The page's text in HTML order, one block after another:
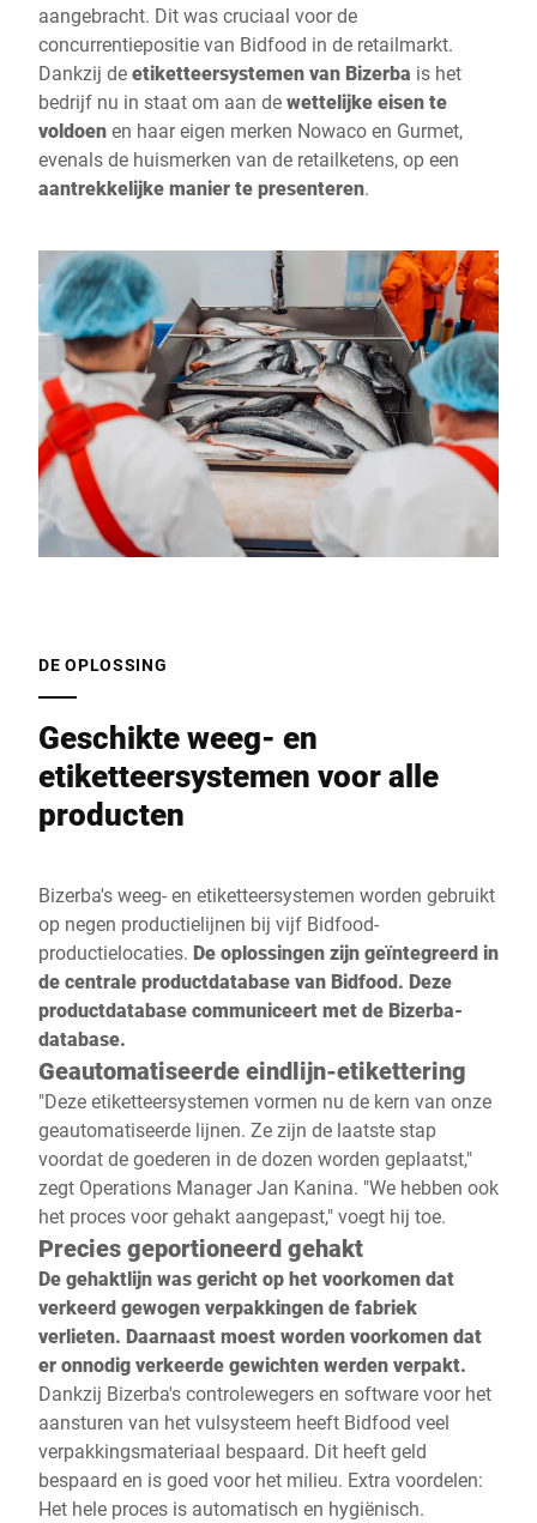
aangebracht. Dit was cruciaal voor de
concurrentiepositie van Bidfood in de retailmarkt.
Dankzij deetiketteersystemen van Bizerba is het
bedrijf nu in staat om aan dewettelijke eisen te
voldoenen haar eigen merken Nowaco en Gurmet,
evenals de huismerken van de retailketens, op een
aantrekkelijke manier te presenteren.
DE OPLOSSING
Geschikte weeg- en
etiketteersystemen voor alle
producten
Bizerba's weeg- en etiketteersystemen worden gebruikt
op negen productielijnen bij vijf Bidfood-
productielocaties. De oplossingen zijn geïntegreerd in
de centrale productdatabase van Bidfood. Deze
productdatabase communiceert met de Bizerba-
database.
Geautomatiseerde eindlijn-etikettering
"Deze etiketteersystemen vormen nu de kern van onze
geautomatiseerde lijnen. Ze zijn de laatste stap
voordat de goederen in de dozen worden geplaatst,"
zegt Operations Manager Jan Kanina. "We hebben ook
het proces voor gehakt aangepast," voegt hij toe.
Precies geportioneerd gehakt
De gehaktlijn was gericht op het voorkomen dat
verkeerd gewogen verpakkingen de fabriek
verlieten. Daarnaast moest worden voorkomen dat
er onnodig verkeerde gewichten werden verpakt.
Dankzij Bizerba's controlewegers en software voor het
aansturen van het vulsysteem heeft Bidfood veel
verpakkingsmateriaal bespaard. Dit heeft geld
bespaard en is goed voor het milieu. Extra voordelen:
Het hele proces is automatisch en hygiënisch.